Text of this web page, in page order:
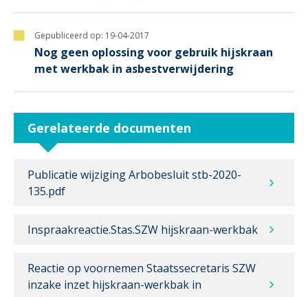
Gepubliceerd op: 19-04-2017
Nog geen oplossing voor gebruik hijskraan
met werkbak in asbestverwijdering
Gerelateerde documenten
Publicatie wijziging Arbobesluit stb-2020-
135.pdf
Inspraakreactie.Stas.SZW hijskraan-werkbak
Reactie op voornemen Staatssecretaris SZW
inzake inzet hijskraan-werkbak in